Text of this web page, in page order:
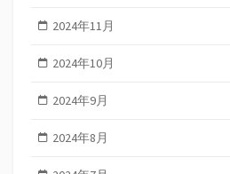
2024年11月
2024年10月
2024年9月
2024年8月